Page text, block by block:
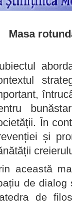
Masa
În
și
această
de dialog
de